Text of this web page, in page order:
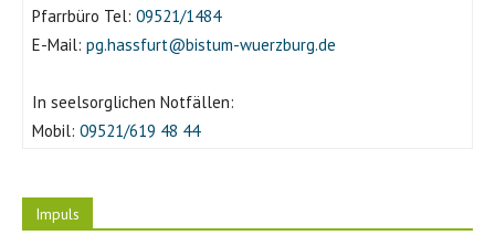
Pfarrbüro Tel: 09521/1484
E-Mail: pg.hassfurt@bistum-wuerzburg.de
In seelsorglichen Notfällen:
Mobil: 09521/619 48 44
Impuls